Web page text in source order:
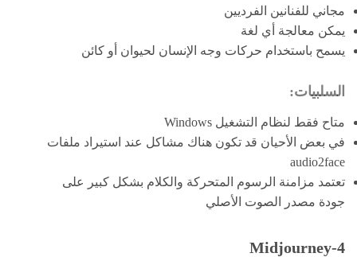
مجاني للفنانين الفرديين
يمكن معالجة أي لغة
يسمح باستخدام حركات وجه الإنسان لحيوان أو كائن
السلبيات:
متاح فقط لنظام التشغيل Windows
في بعض الأحيان قد تكون هناك مشاكل عند استيراد ملفات
audio2face
تعتمد مزامنة الرسوم المتحركة والكلام بشكل كبير على
جودة مصدر الصوت الأصلي
4-Midjourney